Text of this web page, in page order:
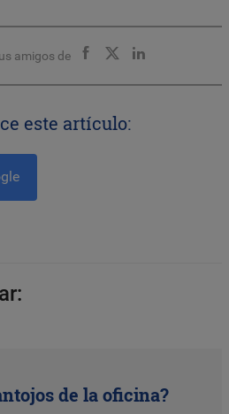
amigos de
este artículo:
de la oficina?